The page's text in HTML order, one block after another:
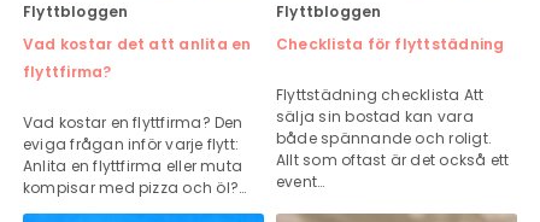
Flyttbloggen
Vad kostar det att anlita en
flyttfirma?
Vad kostar en flyttfirma? Den
eviga frågan inför varje flytt:
Anlita en flyttfirma eller muta
kompisar med pizza och öl?…
Flyttbloggen
Checklista för flyttstädning
Flyttstädning checklista Att
sälja sin bostad kan vara
både spännande och roligt.
Allt som oftast är det också ett
event…